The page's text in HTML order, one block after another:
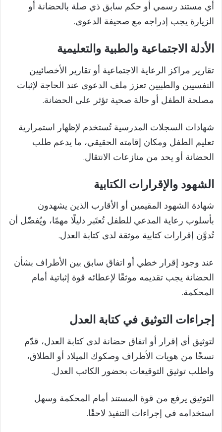
أي مستند رسمي أو حكم سابق ذي صلة بالحضانة أو
الزيارة يجب إدراجه مع صحيفة الدعوى.
الأدلة الاجتماعية والطبية والتعليمية
تقارير مراكز الرعاية الاجتماعية أو تقارير الأخصائيين
النفسيين والطبيين تعزز ملف الدعوى عند الحاجة لإثبات
مصلحة الطفل أو حالة صحية تؤثر على الحضانة.
شهادات السجلات المدرسية تُستخدم لإظهار استمرارية
تعليم الطفل ومكان إقامته الحقيقي، ما يدعم طلب
الحضانة أو يحد من منازعات الانتقال.
الشهود والإقرارات الكتابية
شهادة الشهود المقيمين أو الأقارب الذين يشهدون
بأسلوب رعاية المدعي للطفل تُعتَبر دليلًا مهمًا، ويُفضّل أن
تُدوَّن إقرارات كتابية موثقة لدى كتابة العدل.
عند وجود إقرار خطي أو اتفاق سابق بين الأطراف بشأن
الحضانة يجب تقديمه موثقًا لإعطائه قوة إثباتية أمام
المحكمة.
إجراءات التوثيق في كتابة العدل
لتوثيق أي إقرار أو اتفاق حضانة لدى كتابة العدل، قدّم
نسخًا من هويات الأطراف وصكوك الميلاد أو الطلاق،
واطلب توثيق التوقيعات بحضور الكاتب العدل.
التوثيق يرفع من قوة المستند أمام المحكمة وسهل
استخدامه في إجراءات التنفيذ لاحقًا.